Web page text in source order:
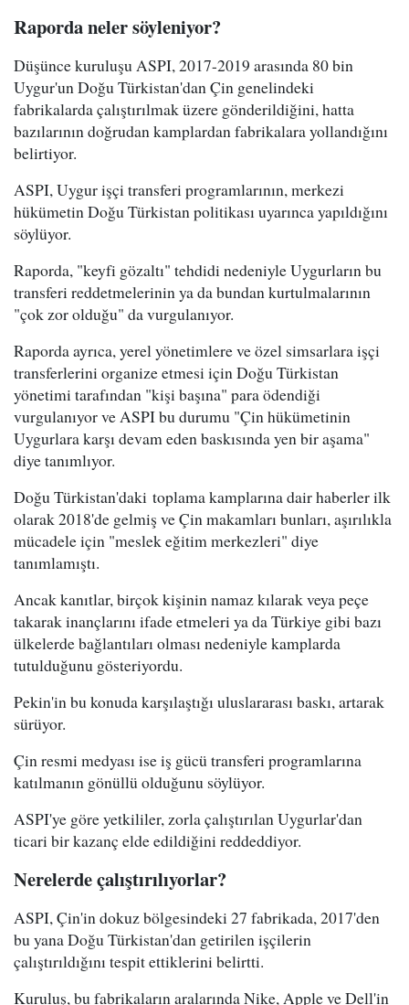
Raporda neler söyleniyor?
Düşünce kuruluşu ASPI, 2017-2019 arasında 80 bin
Uygur'un Doğu Türkistan'dan Çin genelindeki
fabrikalarda çalıştırılmak üzere gönderildiğini, hatta
bazılarının doğrudan kamplardan fabrikalara yollandığını
belirtiyor.
ASPI, Uygur işçi transferi programlarının, merkezi
hükümetin Doğu Türkistan politikası uyarınca yapıldığını
söylüyor.
Raporda, "keyfi gözaltı" tehdidi nedeniyle Uygurların bu
transferi reddetmelerinin ya da bundan kurtulmalarının
"çok zor olduğu" da vurgulanıyor.
Raporda ayrıca, yerel yönetimlere ve özel simsarlara işçi
transferlerini organize etmesi için Doğu Türkistan
yönetimi tarafından "kişi başına" para ödendiği
vurgulanıyor ve ASPI bu durumu "Çin hükümetinin
Uygurlara karşı devam eden baskısında yen bir aşama"
diye tanımlıyor.
Doğu Türkistan'daki toplama kamplarına dair haberler ilk
olarak 2018'de gelmiş ve Çin makamları bunları, aşırılıkla
mücadele için "meslek eğitim merkezleri" diye
tanımlamıştı.
Ancak kanıtlar, birçok kişinin namaz kılarak veya peçe
takarak inançlarını ifade etmeleri ya da Türkiye gibi bazı
ülkelerde bağlantıları olması nedeniyle kamplarda
tutulduğunu gösteriyordu.
Pekin'in bu konuda karşılaştığı uluslararası baskı, artarak
sürüyor.
Çin resmi medyası ise iş gücü transferi programlarına
katılmanın gönüllü olduğunu söylüyor.
ASPI'ye göre yetkililer, zorla çalıştırılan Uygurlar'dan
ticari bir kazanç elde edildiğini reddeddiyor.
Nerelerde çalıştırılıyorlar?
ASPI, Çin'in dokuz bölgesindeki 27 fabrikada, 2017'den
bu yana Doğu Türkistan'dan getirilen işçilerin
çalıştırıldığını tespit ettiklerini belirtti.
Kuruluş, bu fabrikaların aralarında Nike, Apple ve Dell'in